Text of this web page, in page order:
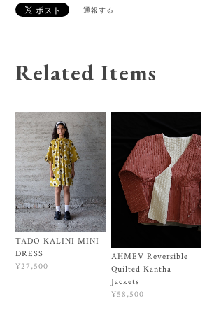
通報する
Related Items
TADO KALINI MINI
DRESS
¥27,500
AHMEV Reversible
Quilted Kantha
Jackets
¥58,500